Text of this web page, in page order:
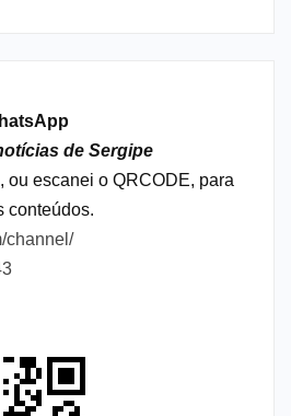
de Sergipe
ou escanei o QRCODE, para
conteúdos.
channel/